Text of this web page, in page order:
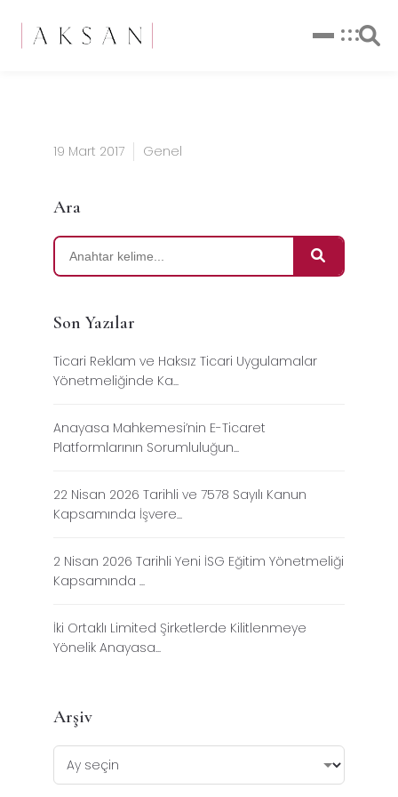
19 Mart 2017 Genel
Ara
Son Yazılar
Ticari Reklam ve Haksız Ticari Uygulamalar
Yönetmeliğinde Ka...
Anayasa Mahkemesi’nin E-Ticaret
Platformlarının Sorumluluğun...
22 Nisan 2026 Tarihli ve 7578 Sayılı Kanun
Kapsamında İşvere...
2 Nisan 2026 Tarihli Yeni İSG Eğitim Yönetmeliği
Kapsamında ...
İki Ortaklı Limited Şirketlerde Kilitlenmeye
Yönelik Anayasa...
Arşiv